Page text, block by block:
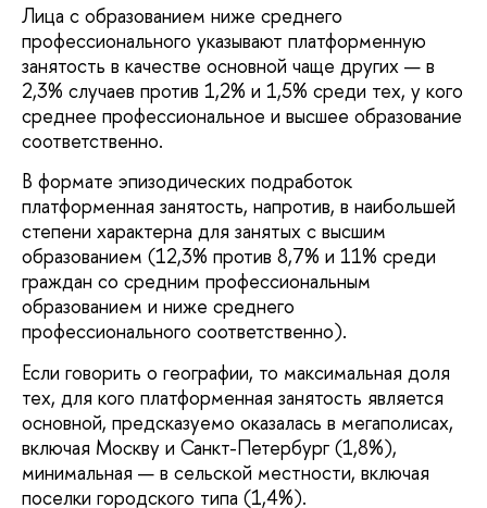
Лица с образованием ниже среднего
профессионального указывают платформенную
занятость в качестве основной чаще других — в
2,3% случаев против 1,2% и 1,5% среди тех, у кого
среднее профессиональное и высшее образование
соответственно.
В формате эпизодических подработок
платформенная занятость, напротив, в наибольшей
степени характерна для занятых с высшим
образованием (12,3% против 8,7% и 11% среди
граждан со средним профессиональным
образованием и ниже среднего
профессионального соответственно).
Если говорить о географии, то максимальная доля
тех, для кого платформенная занятость является
основной, предсказуемо оказалась в мегаполисах,
включая Москву и Санкт-Петербург (1,8%),
минимальная — в сельской местности, включая
поселки городского типа (1,4%).